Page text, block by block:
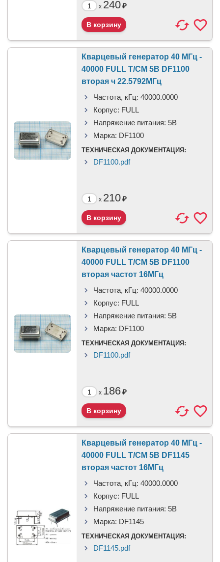
x 240₽
Кварцевый генератор 40 МГц -
40000 FULL T/CM 5В DF1100
вторая ч 22.5792МГц
Частота, кГц: 40000.0000
Корпус: FULL
Напряжение питания: 5В
Марка: DF1100
ТЕХНИЧЕСКАЯ ДОКУМЕНТАЦИЯ:
DF1100.pdf
x 210₽
Кварцевый генератор 40 МГц -
40000 FULL T/CM 5В DF1100
вторая частот 16МГц
Частота, кГц: 40000.0000
Корпус: FULL
Напряжение питания: 5В
Марка: DF1100
ТЕХНИЧЕСКАЯ ДОКУМЕНТАЦИЯ:
DF1100.pdf
x 186₽
Кварцевый генератор 40 МГц -
40000 FULL T/CM 5В DF1145
вторая частот 16МГц
Частота, кГц: 40000.0000
Корпус: FULL
Напряжение питания: 5В
Марка: DF1145
ТЕХНИЧЕСКАЯ ДОКУМЕНТАЦИЯ:
DF1145.pdf